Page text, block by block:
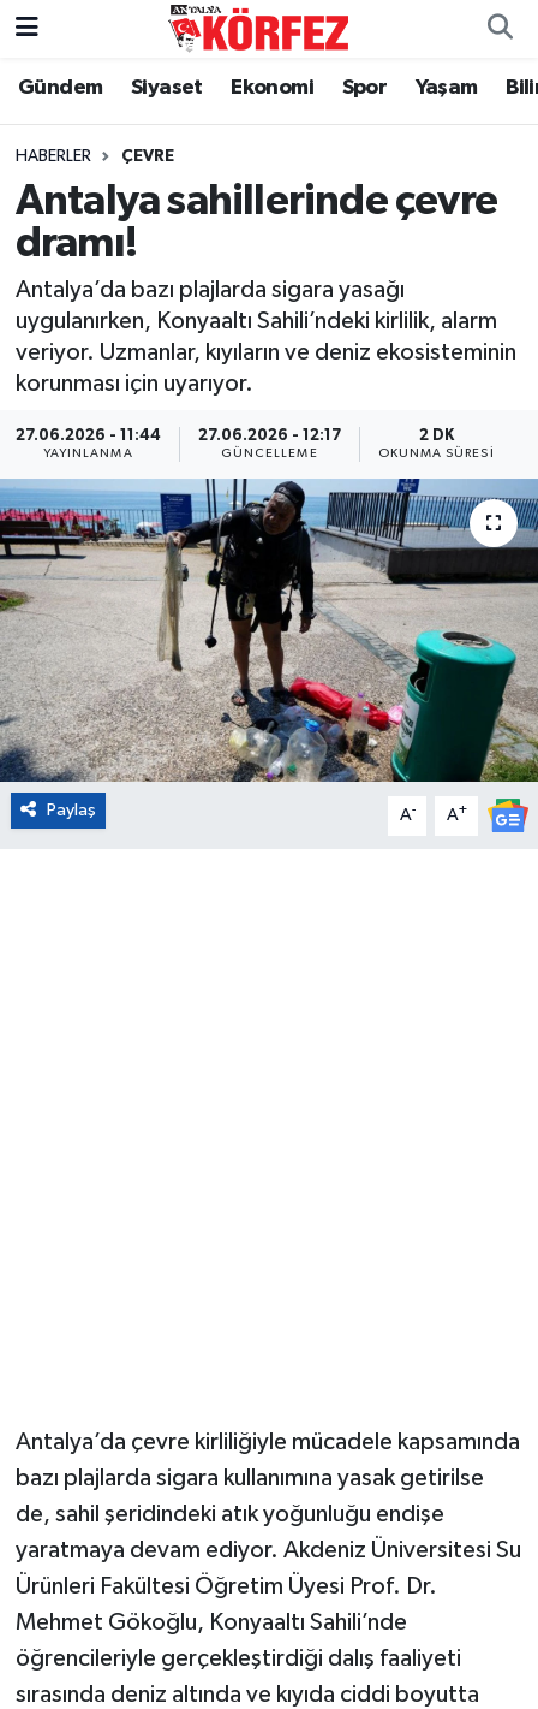
Gündem Siyaset Ekonomi Spor Yaşam
HABERLER ÇEVRE
Antalya sahillerinde çevre
dramı!
Antalya’da bazı plajlarda sigara yasağı
uygulanırken, Konyaaltı Sahili’ndeki kirlilik, alarm
veriyor. Uzmanlar, kıyıların ve deniz ekosisteminin
korunması için uyarıyor.
27.06.2026 - 11:44
YAYINLANMA
27.06.2026 - 12:17
GÜNCELLEME
2 DK
OKUNMA SÜRESI
Paylaş A- A+
Antalya’da çevre kirliliğiyle mücadele kapsamında
bazı plajlarda sigara kullanımına yasak getirilse
de, sahil şeridindeki atık yoğunluğu endişe
yaratmaya devam ediyor. Akdeniz Üniversitesi Su
Ürünleri Fakültesi Öğretim Üyesi Prof. Dr.
Mehmet Gökoğlu, Konyaaltı Sahili’nde
öğrencileriyle gerçekleştirdiği dalış faaliyeti
sırasında deniz altında ve kıyıda ciddi boyutta
Gündem
Siyaset
Yerel Yönetim
Yaşam
Asayiş
Dünya
Eğitim
Sağlık
Magazin
Turizm
Çevre
Nöbetçi Eczaneler
Hava Durumu
Trafik Durumu
Tüm Manşetler
Son Dakika Haberleri
Haber Arşivi